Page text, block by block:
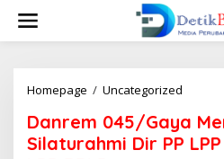
i
Homepage / Uncategorized
n
r
Danrem 045/Gaya
Silaturahmi Dir PP